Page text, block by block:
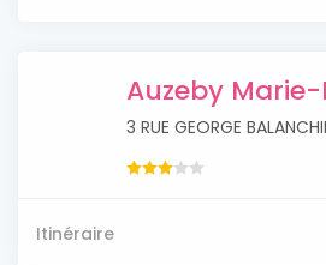
Auzeby
3 RUE GEORGE
Itinéraire